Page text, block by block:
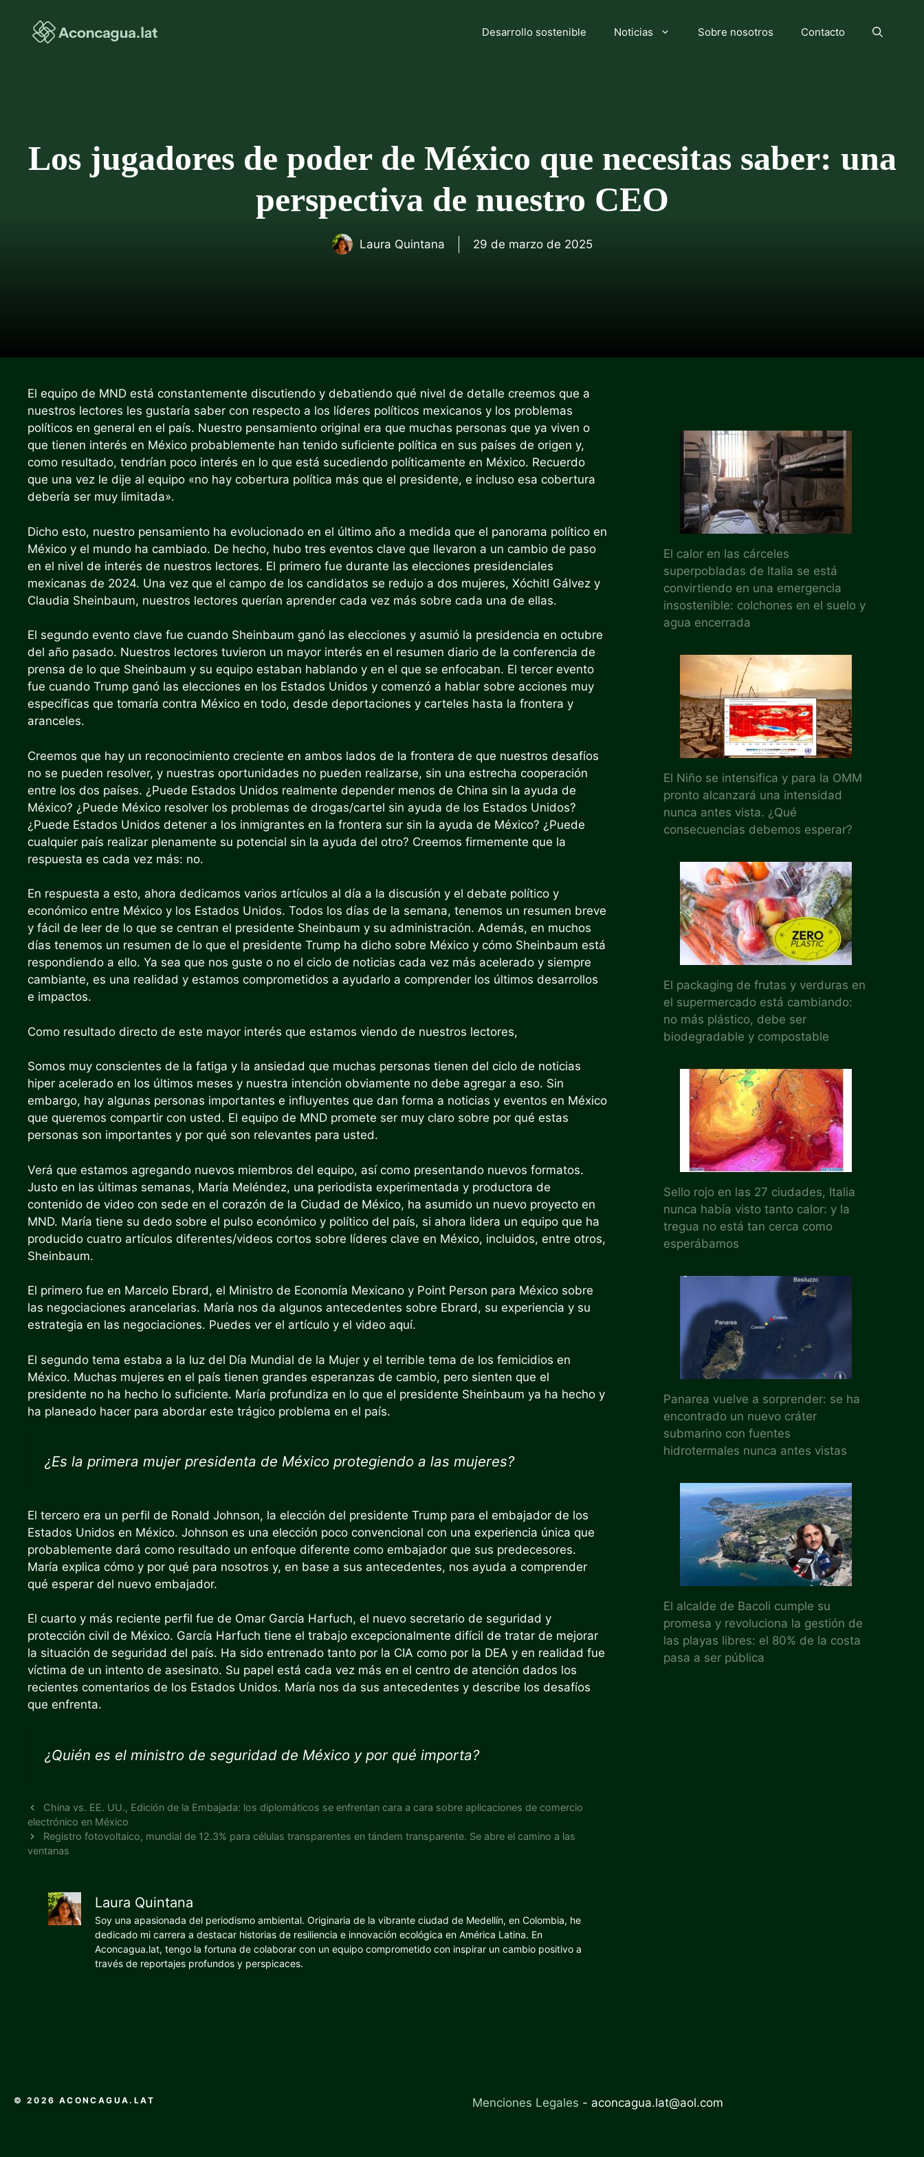
contenido
Desarrollo sostenible Noticias Sobre nosotros Contacto
Los jugadores de poder de México que necesitas saber: una
perspectiva de nuestro CEO
Laura Quintana 29 de marzo de 2025
El equipo de MND está constantemente discutiendo y debatiendo qué nivel de detalle creemos que a
nuestros lectores les gustaría saber con respecto a los líderes políticos mexicanos y los problemas
políticos en general en el país. Nuestro pensamiento original era que muchas personas que ya viven o
que tienen interés en México probablemente han tenido suficiente política en sus países de origen y,
como resultado, tendrían poco interés en lo que está sucediendo políticamente en México. Recuerdo
que una vez le dije al equipo «no hay cobertura política más que el presidente, e incluso esa cobertura
debería ser muy limitada».
Dicho esto, nuestro pensamiento ha evolucionado en el último año a medida que el panorama político en
México y el mundo ha cambiado. De hecho, hubo tres eventos clave que llevaron a un cambio de paso
en el nivel de interés de nuestros lectores. El primero fue durante las elecciones presidenciales
mexicanas de 2024. Una vez que el campo de los candidatos se redujo a dos mujeres, Xóchitl Gálvez y
Claudia Sheinbaum, nuestros lectores querían aprender cada vez más sobre cada una de ellas.
El segundo evento clave fue cuando Sheinbaum ganó las elecciones y asumió la presidencia en octubre
del año pasado. Nuestros lectores tuvieron un mayor interés en el resumen diario de la conferencia de
prensa de lo que Sheinbaum y su equipo estaban hablando y en el que se enfocaban. El tercer evento
fue cuando Trump ganó las elecciones en los Estados Unidos y comenzó a hablar sobre acciones muy
específicas que tomaría contra México en todo, desde deportaciones y carteles hasta la frontera y
aranceles.
Creemos que hay un reconocimiento creciente en ambos lados de la frontera de que nuestros desafíos
no se pueden resolver, y nuestras oportunidades no pueden realizarse, sin una estrecha cooperación
entre los dos países. ¿Puede Estados Unidos realmente depender menos de China sin la ayuda de
México? ¿Puede México resolver los problemas de drogas/cartel sin ayuda de los Estados Unidos?
¿Puede Estados Unidos detener a los inmigrantes en la frontera sur sin la ayuda de México? ¿Puede
cualquier país realizar plenamente su potencial sin la ayuda del otro? Creemos firmemente que la
respuesta es cada vez más: no.
En respuesta a esto, ahora dedicamos varios artículos al día a la discusión y el debate político y
económico entre México y los Estados Unidos. Todos los días de la semana, tenemos un resumen breve
y fácil de leer de lo que se centran el presidente Sheinbaum y su administración. Además, en muchos
días tenemos un resumen de lo que el presidente Trump ha dicho sobre México y cómo Sheinbaum está
respondiendo a ello. Ya sea que nos guste o no el ciclo de noticias cada vez más acelerado y siempre
cambiante, es una realidad y estamos comprometidos a ayudarlo a comprender los últimos desarrollos
e impactos.
Como resultado directo de este mayor interés que estamos viendo de nuestros lectores,
Somos muy conscientes de la fatiga y la ansiedad que muchas personas tienen del ciclo de noticias
hiper acelerado en los últimos meses y nuestra intención obviamente no debe agregar a eso. Sin
embargo, hay algunas personas importantes e influyentes que dan forma a noticias y eventos en México
que queremos compartir con usted. El equipo de MND promete ser muy claro sobre por qué estas
personas son importantes y por qué son relevantes para usted.
Verá que estamos agregando nuevos miembros del equipo, así como presentando nuevos formatos.
Justo en las últimas semanas, María Meléndez, una periodista experimentada y productora de
contenido de video con sede en el corazón de la Ciudad de México, ha asumido un nuevo proyecto en
MND. María tiene su dedo sobre el pulso económico y político del país, si ahora lidera un equipo que ha
producido cuatro artículos diferentes/videos cortos sobre líderes clave en México, incluidos, entre otros,
Sheinbaum.
El primero fue en Marcelo Ebrard, el Ministro de Economía Mexicano y Point Person para México sobre
las negociaciones arancelarias. María nos da algunos antecedentes sobre Ebrard, su experiencia y su
estrategia en las negociaciones. Puedes ver el artículo y el video aquí.
El segundo tema estaba a la luz del Día Mundial de la Mujer y el terrible tema de los femicidios en
México. Muchas mujeres en el país tienen grandes esperanzas de cambio, pero sienten que el
presidente no ha hecho lo suficiente. María profundiza en lo que el presidente Sheinbaum ya ha hecho y
ha planeado hacer para abordar este trágico problema en el país.
¿Es la primera mujer presidenta de México protegiendo a las mujeres?
El tercero era un perfil de Ronald Johnson, la elección del presidente Trump para el embajador de los
Estados Unidos en México. Johnson es una elección poco convencional con una experiencia única que
probablemente dará como resultado un enfoque diferente como embajador que sus predecesores.
María explica cómo y por qué para nosotros y, en base a sus antecedentes, nos ayuda a comprender
qué esperar del nuevo embajador.
El cuarto y más reciente perfil fue de Omar García Harfuch, el nuevo secretario de seguridad y
protección civil de México. García Harfuch tiene el trabajo excepcionalmente difícil de tratar de mejorar
la situación de seguridad del país. Ha sido entrenado tanto por la CIA como por la DEA y en realidad fue
víctima de un intento de asesinato. Su papel está cada vez más en el centro de atención dados los
recientes comentarios de los Estados Unidos. María nos da sus antecedentes y describe los desafíos
que enfrenta.
¿Quién es el ministro de seguridad de México y por qué importa?
China vs. EE. UU., Edición de la Embajada: los diplomáticos se enfrentan cara a cara sobre aplicaciones de comercio
electrónico en México
Registro fotovoltaico, mundial de 12.3% para células transparentes en tándem transparente. Se abre el camino a las
ventanas
Laura Quintana
Soy una apasionada del periodismo ambiental. Originaria de la vibrante ciudad de Medellín, en Colombia, he
dedicado mi carrera a destacar historias de resiliencia e innovación ecológica en América Latina. En
Aconcagua.lat, tengo la fortuna de colaborar con un equipo comprometido con inspirar un cambio positivo a
través de reportajes profundos y perspicaces.
El calor en las cárceles
superpobladas de Italia se está
convirtiendo en una emergencia
insostenible: colchones en el suelo y
agua encerrada
El Niño se intensifica y para la OMM
pronto alcanzará una intensidad
nunca antes vista. ¿Qué
consecuencias debemos esperar?
El packaging de frutas y verduras en
el supermercado está cambiando:
no más plástico, debe ser
biodegradable y compostable
Sello rojo en las 27 ciudades, Italia
nunca había visto tanto calor: y la
tregua no está tan cerca como
esperábamos
Panarea vuelve a sorprender: se ha
encontrado un nuevo cráter
submarino con fuentes
hidrotermales nunca antes vistas
El alcalde de Bacoli cumple su
promesa y revoluciona la gestión de
las playas libres: el 80% de la costa
pasa a ser pública
© 2026 ACONCAGUA.LAT Menciones Legales - aconcagua.lat@aol.com